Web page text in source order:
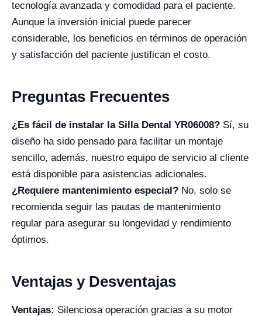
tecnología avanzada y comodidad para el paciente.
Aunque la inversión inicial puede parecer
considerable, los beneficios en términos de operación
y satisfacción del paciente justifican el costo.
Preguntas Frecuentes
¿Es fácil de instalar la Silla Dental YR06008? Sí, su
diseño ha sido pensado para facilitar un montaje
sencillo, además, nuestro equipo de servicio al cliente
está disponible para asistencias adicionales.
¿Requiere mantenimiento especial? No, solo se
recomienda seguir las pautas de mantenimiento
regular para asegurar su longevidad y rendimiento
óptimos.
Ventajas y Desventajas
Ventajas: Silenciosa operación gracias a su motor